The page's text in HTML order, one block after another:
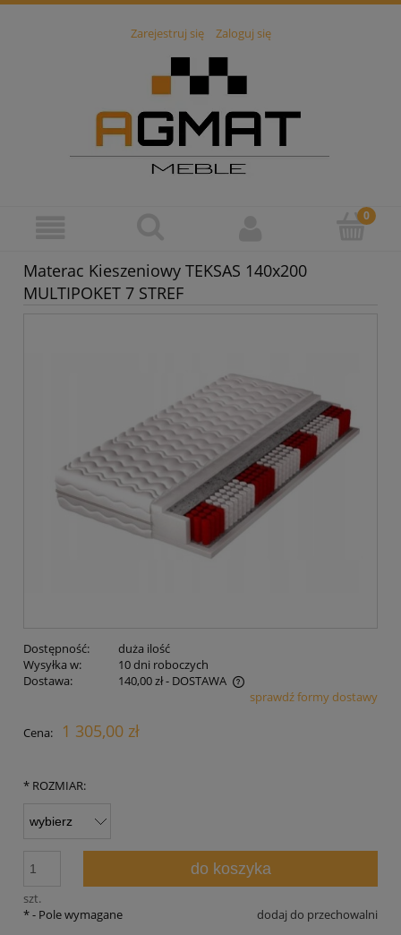
Zarejestruj się Zaloguj się
Materac Kieszeniowy TEKSAS 140x200
MULTIPOKET 7 STREF
Dostępność:
duża ilość
Wysyłka w:
10 dni roboczych
Dostawa:
140,00 zł- DOSTAWA
Cena nie zawiera ewentualnych kosztów płatnościsprawdź formy dostawy
Cena: 1 305,00 zł
* ROZMIAR:
szt.
do koszyka
dodaj do przechowalni
*- Pole wymagane